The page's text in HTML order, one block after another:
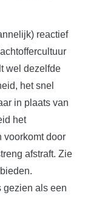
reactief
wel dezelfde
het snel
in plaats van
het
voorkomt door
afstraft. Zie
gezien als een